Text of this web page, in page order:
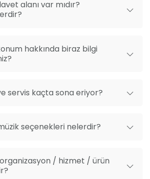
alanı var mıdır?
hakkında biraz bilgi
servis kaçta sona eriyor?
seçenekleri nelerdir?
/ hizmet / ürün